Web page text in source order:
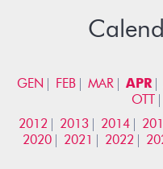
GEN FEB MAR APR
OTT
2012
2013 2014
2020
2021 2022